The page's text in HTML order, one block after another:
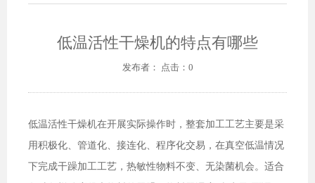
低温活性干燥机的特点有哪些
发布者： 点击：0
低温活性干燥机在开展实际操作时，整套加工工艺主要是采
用积极化、管道化、接连化、程序化交易，在真空低温情况
下完成干躁加工工艺，热敏性物料不变、无染菌机会。适合